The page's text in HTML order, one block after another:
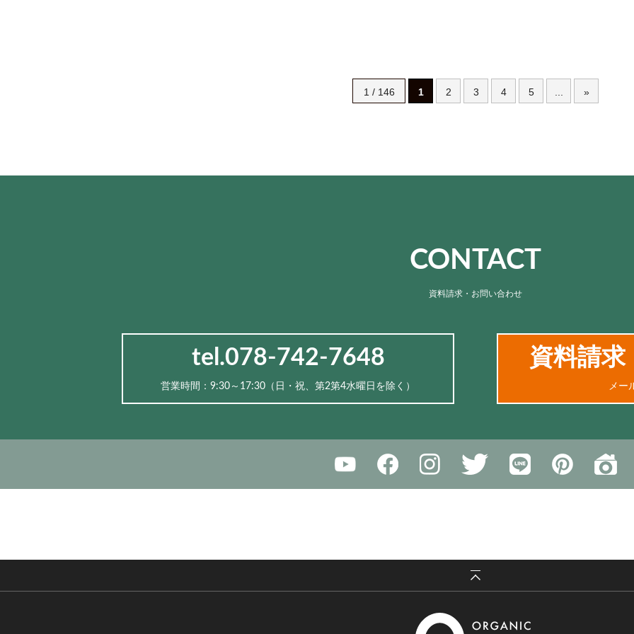
1 / 146 1 2 3 4 5 »
CONTACT
資料請求・お問い合わせ
tel.078-742-7648
営業時間：9:30～17:30（⽇・祝、第2第4水曜日を除く）
資料請求
メー